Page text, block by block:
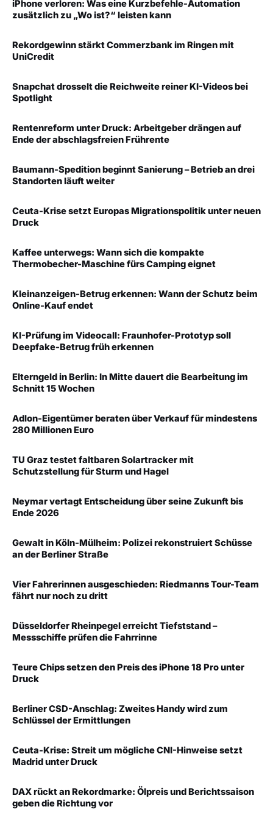
iPhone verloren: Was eine Kurzbefehle-Automation
zusätzlich zu „Wo ist?“ leisten kann
Rekordgewinn stärkt Commerzbank im Ringen mit
UniCredit
Snapchat drosselt die Reichweite reiner KI-Videos bei
Spotlight
Rentenreform unter Druck: Arbeitgeber drängen auf
Ende der abschlagsfreien Frührente
Baumann-Spedition beginnt Sanierung – Betrieb an drei
Standorten läuft weiter
Ceuta-Krise setzt Europas Migrationspolitik unter neuen
Druck
Kaffee unterwegs: Wann sich die kompakte
Thermobecher-Maschine fürs Camping eignet
Kleinanzeigen-Betrug erkennen: Wann der Schutz beim
Online-Kauf endet
KI-Prüfung im Videocall: Fraunhofer-Prototyp soll
Deepfake-Betrug früh erkennen
Elterngeld in Berlin: In Mitte dauert die Bearbeitung im
Schnitt 15 Wochen
Adlon-Eigentümer beraten über Verkauf für mindestens
280 Millionen Euro
TU Graz testet faltbaren Solartracker mit
Schutzstellung für Sturm und Hagel
Neymar vertagt Entscheidung über seine Zukunft bis
Ende 2026
Gewalt in Köln-Mülheim: Polizei rekonstruiert Schüsse
an der Berliner Straße
Vier Fahrerinnen ausgeschieden: Riedmanns Tour-Team
fährt nur noch zu dritt
Düsseldorfer Rheinpegel erreicht Tiefststand –
Messschiffe prüfen die Fahrrinne
Teure Chips setzen den Preis des iPhone 18 Pro unter
Druck
Berliner CSD-Anschlag: Zweites Handy wird zum
Schlüssel der Ermittlungen
Ceuta-Krise: Streit um mögliche CNI-Hinweise setzt
Madrid unter Druck
DAX rückt an Rekordmarke: Ölpreis und Berichtssaison
geben die Richtung vor